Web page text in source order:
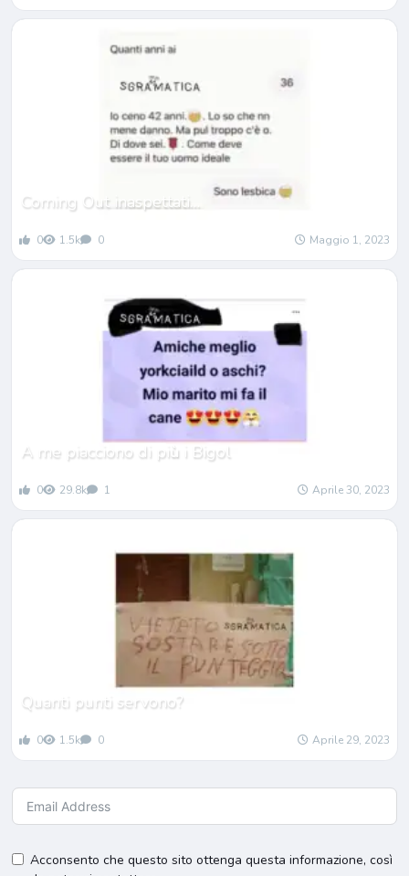
Coming Out inaspettati…
0 1.5k 0 Maggio 1, 2023
A me piacciono di piùi Bigol
0 29.8k 1 Aprile 30, 2023
Quanti punti servono?
0 1.5k 0 Aprile 29, 2023
Acconsento che questo sito ottenga questa informazione, così